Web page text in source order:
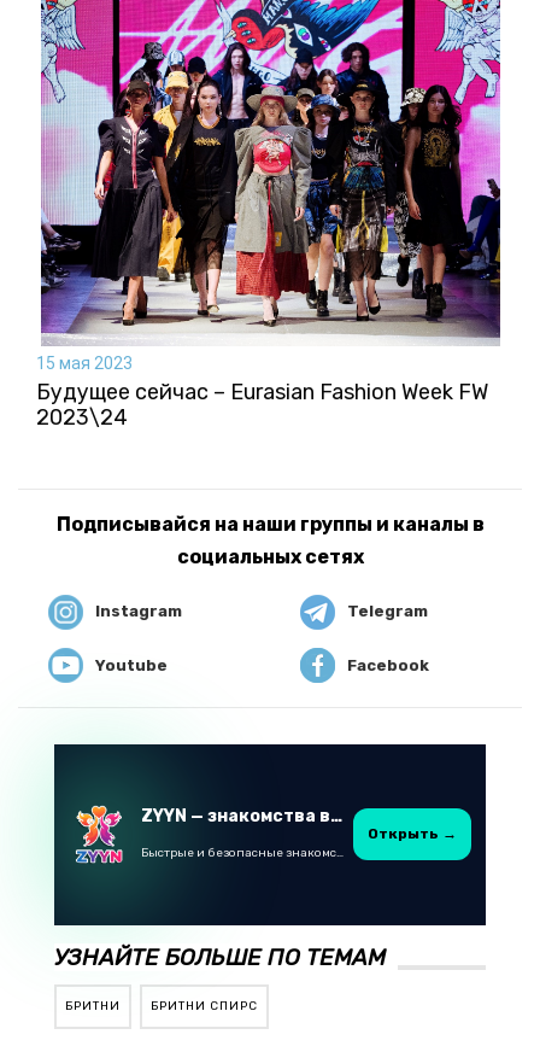
15 мая 2023
Будущее сейчас – Eurasian Fashion Week FW
2023\24
Подписывайся на наши группы и каналы в
социальных сетях
Instagram Telegram
Youtube Facebook
ZYYN — знакомства в Казахстане
Быстрые и безопасные знакомства в Telegram
Открыть →
УЗНАЙТЕ БОЛЬШЕ ПО ТЕМАМ
БРИТНИ БРИТНИ СПИРС